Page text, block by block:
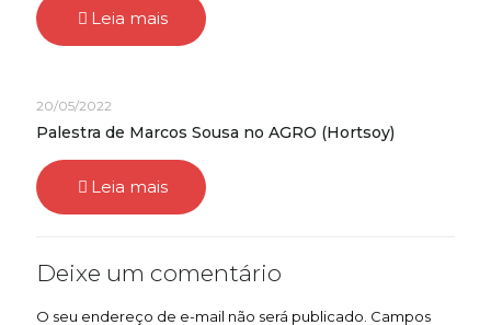
Leia mais
20/05/2022
Palestra de Marcos Sousa no AGRO (Hortsoy)
Leia mais
Deixe um comentário
O seu endereço de e-mail não será publicado. Campos